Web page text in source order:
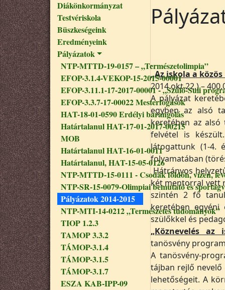
Diákönkormányzat
Testvériskola
Büszkeségeink
Eredményeink
Pályázatok
NTP-MTTD-19-0157 – „Természetolimpia”
EFOP-3.1.4-VEKOP-15-2015-00001
EFOP-3.11.1-17-2017-00001 - „Szülő-Suli
EFOP-3.3.7-17-00022 Mesterfogások
HAT-18-01-0590 Erdélyi barangolás
Határtalanul HAT-17-01-2017-00215
MOB
Határtalanul HAT-16-01-0011
Határtalanul, HAT-15-05-0126
NTP-MTTD-15-0111 - Csodák földön, vízen,
NTP-SR-15-0079-Olimpiai bemutató és
Pályázatok 2014-2015
NTP-MTI-14-0212 „Természetes tudományok”
TIOP 1.2.3
TAMOP 3.3.2
TÁMOP-3.1.4
TÁMOP-3.1.5
TÁMOP-3.1.7
ESZA KAB-IPP-09
„Az iskola a
2014.okt.22.) –
A pályázat
egyben az alsó
keretében az alsó
felvétel is
látogattunk (1-4.
folyamatában
Hátrányos
két mentorral vett
szintén 2 fő
keretében
szülőkkel és
„Köznevelés az
tanösvény
A tanösvény-
tájban rejlő
lehetőségeit. A